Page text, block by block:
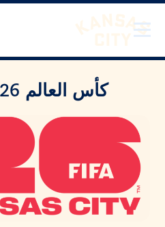
تفضل بزيارة مدينة كانساس
الانتقال إلى المحتوى
كأس العالم FIFA 2026™